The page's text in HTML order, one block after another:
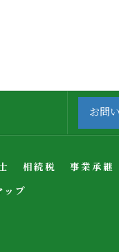
お問
相続税 事業承継
ップ